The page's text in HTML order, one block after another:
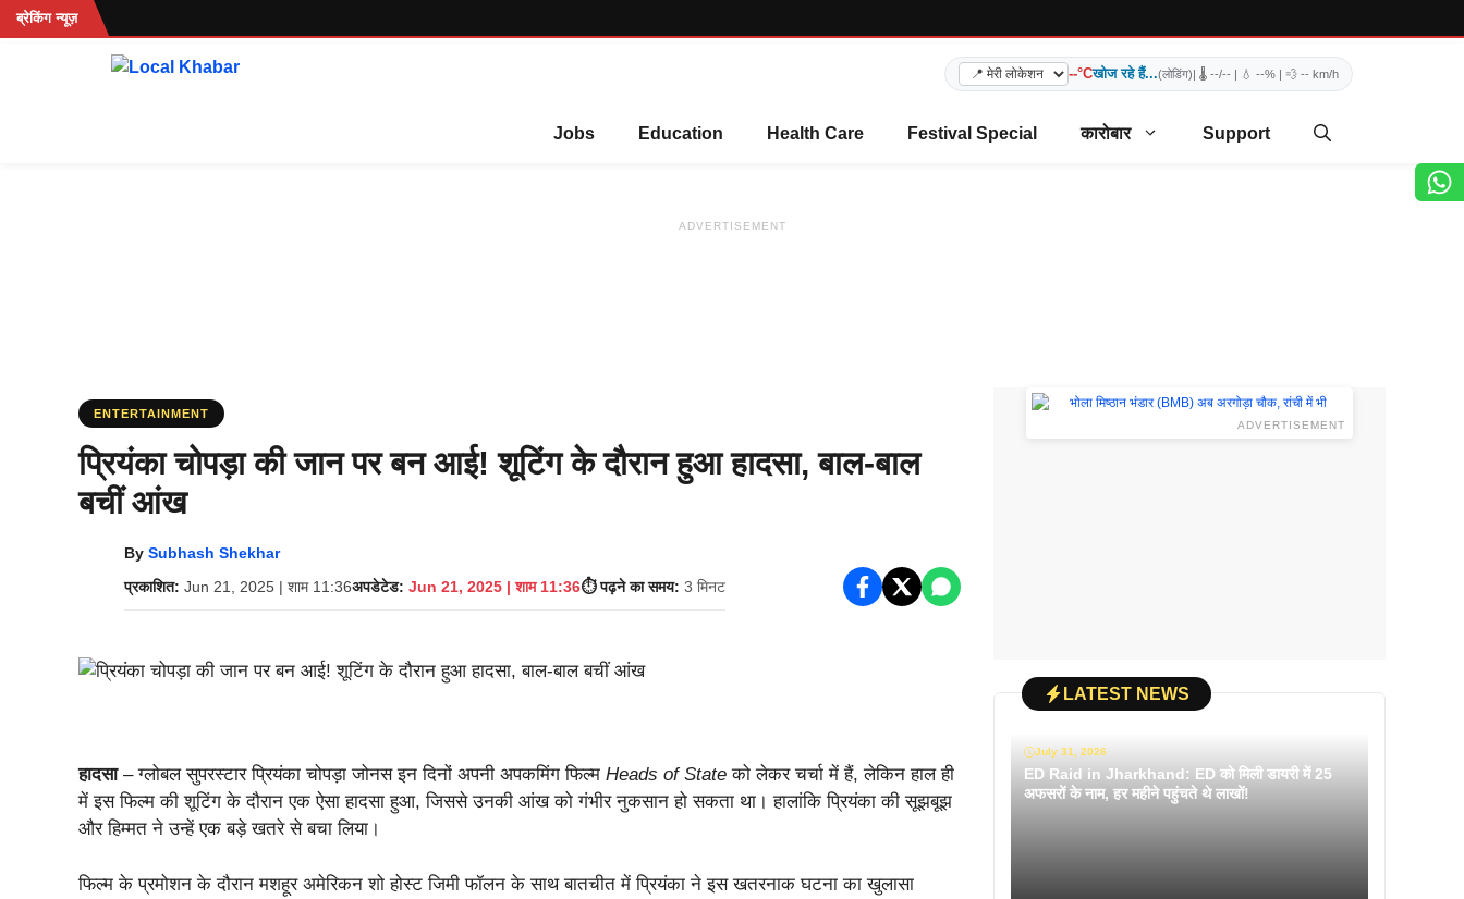
Skip
to
ब्रेकिंग न्यूज़
--°Cखोज रहे हैं...(लोडिंग)| 🌡️ --/-- | 💧 --% | 💨 -- km/h
Jobs Education Health Care Festival Special कारोबार Support
ADVERTISEMENT
ENTERTAINMENT
प्रियंका चोपड़ा की जान पर बन आई! शूटिंग के दौरान हुआ हादसा, बाल-बाल
बचीं आंख
By Subhash Shekhar
प्रकाशित: Jun 21, 2025 | शाम 11:36अपडेटेड: Jun 21, 2025 | शाम 11:36⏱️ पढ़ने का समय: 3 मिनट
हादसा– ग्लोबल सुपरस्टार प्रियंका चोपड़ा जोनस इन दिनों अपनी अपकमिंग फिल्म Heads of State को लेकर चर्चा में हैं, लेकिन हाल ही
में इस फिल्म की शूटिंग के दौरान एक ऐसा हादसा हुआ, जिससे उनकी आंख को गंभीर नुकसान हो सकता था। हालांकि प्रियंका की सूझबूझ
और हिम्मत ने उन्हें एक बड़े खतरे से बचा लिया।
फिल्म के प्रमोशन के दौरान मशहूर अमेरिकन शो होस्ट जिमी फॉलन के साथ बातचीत में प्रियंका ने इस खतरनाक घटना का खुलासा
ADVERTISEMENT
LATEST NEWS
July 31, 2026
ED Raid in Jharkhand: ED को मिली डायरी में 25
अफसरों के नाम, हर महीने पहुंचते थे लाखों!